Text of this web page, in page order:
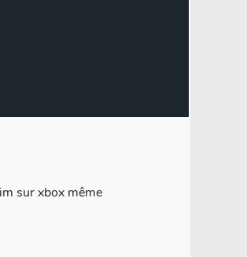
sur xbox même